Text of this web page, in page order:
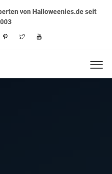
von Halloweenies.de seit